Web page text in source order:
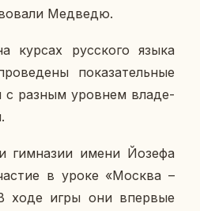
Мед­ве­дю.
курсах рус­ско­го языка
по­ка­за­тель­ные
с разным уров­нем вла­де­
гим­на­зии имени Йозефа
в уроке «Москва –
ходе игры они впер­вые